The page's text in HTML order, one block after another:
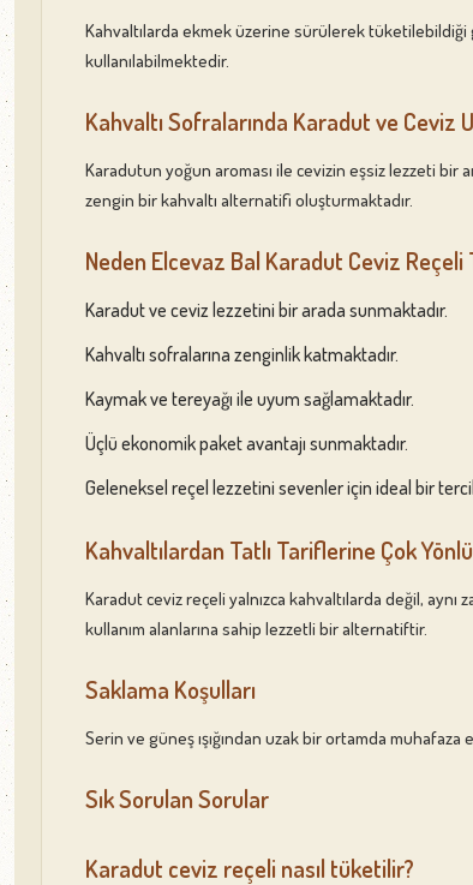
Kahvaltılarda ekmek üzerine sürülerek
kullanılabilmektedir.
Kahvaltı Sofralarında Karadut ve Ceviz
Karadutun yoğun aroması ile cevizin eşsiz lezzeti bir
zengin bir kahvaltı alternatifi oluşturmaktadır.
Neden Elcevaz Bal Karadut Ceviz Reçeli
Karadut ve ceviz lezzetini bir arada sunmaktadır.
Kahvaltı sofralarına zenginlik katmaktadır.
Kaymak ve tereyağı ile uyum sağlamaktadır.
Üçlü ekonomik paket avantajı sunmaktadır.
Geleneksel reçel lezzetini sevenler için ideal bir
Kahvaltılardan Tatlı Tariflerine Çok
Karadut ceviz reçeli yalnızca kahvaltılarda değil,
kullanım alanlarına sahip lezzetli bir alternatiftir.
Saklama Koşulları
Serin ve güneş ışığından uzak bir ortamda
Sık Sorulan Sorular
Karadut ceviz reçeli nasıl tüketilir?